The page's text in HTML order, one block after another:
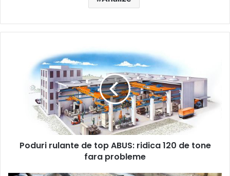
Poduri rulante de top ABUS: ridica 120 de tone
fara probleme